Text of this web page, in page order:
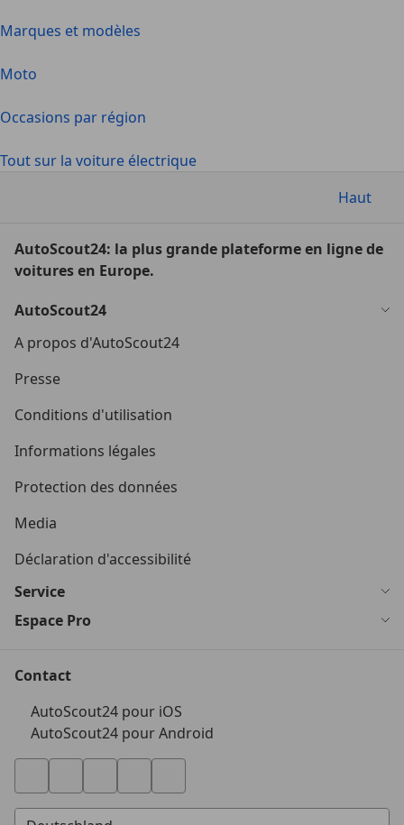
Marques et modèles
Moto
Occasions par région
Tout sur la voiture électrique
Haut
AutoScout24: la plus grande plateforme en ligne de
voitures en Europe.
AutoScout24
A propos d'AutoScout24
Presse
Conditions d'utilisation
Informations légales
Protection des données
Media
Déclaration d'accessibilité
Service
Espace Pro
Contact
AutoScout24 pour iOS
AutoScout24 pour Android